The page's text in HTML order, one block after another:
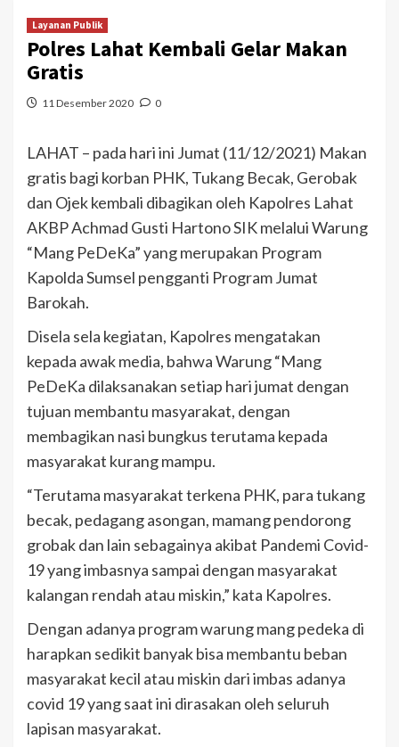
Layanan Publik
Polres Lahat Kembali Gelar Makan
Gratis
11 Desember 2020 0
LAHAT – pada hari ini Jumat (11/12/2021) Makan
gratis bagi korban PHK, Tukang Becak, Gerobak
dan Ojek kembali dibagikan oleh Kapolres Lahat
AKBP Achmad Gusti Hartono SIK melalui Warung
“Mang PeDeKa” yang merupakan Program
Kapolda Sumsel pengganti Program Jumat
Barokah.
Disela sela kegiatan, Kapolres mengatakan
kepada awak media, bahwa Warung “Mang
PeDeKa dilaksanakan setiap hari jumat dengan
tujuan membantu masyarakat, dengan
membagikan nasi bungkus terutama kepada
masyarakat kurang mampu.
“Terutama masyarakat terkena PHK, para tukang
becak, pedagang asongan, mamang pendorong
grobak dan lain sebagainya akibat Pandemi Covid-
19 yang imbasnya sampai dengan masyarakat
kalangan rendah atau miskin,” kata Kapolres.
Dengan adanya program warung mang pedeka di
harapkan sedikit banyak bisa membantu beban
masyarakat kecil atau miskin dari imbas adanya
covid 19 yang saat ini dirasakan oleh seluruh
lapisan masyarakat.